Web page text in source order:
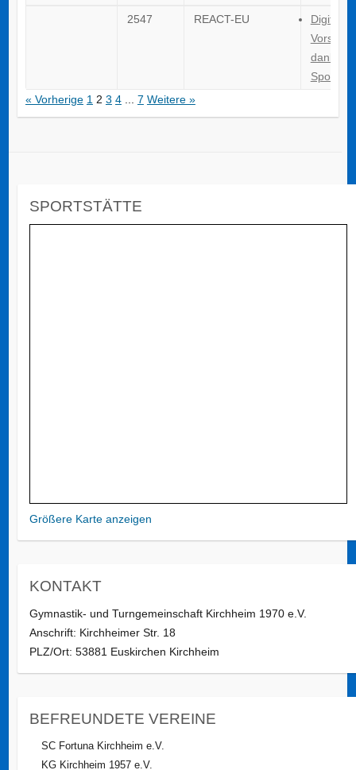
2547 REACT-EU
dank
« Vorherige 1 2 3 4 7 Weitere »
SPORTSTÄTTE
Größere Karte anzeigen
KONTAKT
Gymnastik- und Turngemeinschaft Kirchheim 1970 e.V.
Anschrift: Kirchheimer Str. 18
PLZ/Ort: 53881 Euskirchen Kirchheim
BEFREUNDETE VEREINE
SC Fortuna Kirchheim e.V.
KG Kirchheim 1957 e.V.